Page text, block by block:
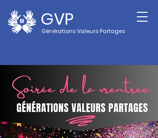
Générations Valeurs Partages
GVP